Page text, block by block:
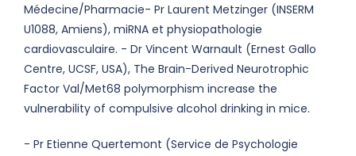
Médecine/Pharmacie- Pr Laurent Metzinger (INSERM
U1088, Amiens), miRNA et physiopathologie
cardiovasculaire. - Dr Vincent Warnault (Ernest Gallo
Centre, UCSF, USA), The Brain-Derived Neurotrophic
Factor Val/Met68 polymorphism increase the
vulnerability of compulsive alcohol drinking in mice.
- Pr Etienne Quertemont (Service de Psychologie